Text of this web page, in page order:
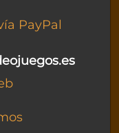
PayPal